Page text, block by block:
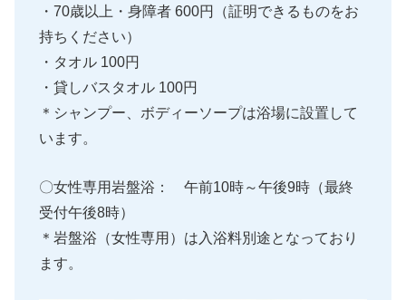
・70歳以上・身障者 600円（証明できるものをお
持ちください）
・タオル 100円
・貸しバスタオル 100円
＊シャンプー、ボディーソープは浴場に設置して
います。
〇女性専用岩盤浴： 午前10時～午後9時（最終
受付午後8時）
＊岩盤浴（女性専用）は入浴料別途となっており
ます。